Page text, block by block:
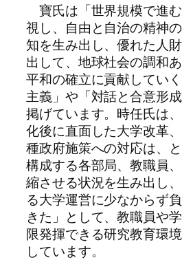
寶氏は「世界規模で進
視し、自由と自治の精神
知を生み出し、優れた人
出して、地球社会の調和
平和の確立に貢献してい
主義」や「対話と合意形
掲げています。時任氏は
化後に直面した大学改革
種政府施策への対応は、
構成する各部局、教職員
縮させる状況を生み出し
る大学運営に少なからず
きた」として、教職員や
限発揮できる研究教育環
しています。